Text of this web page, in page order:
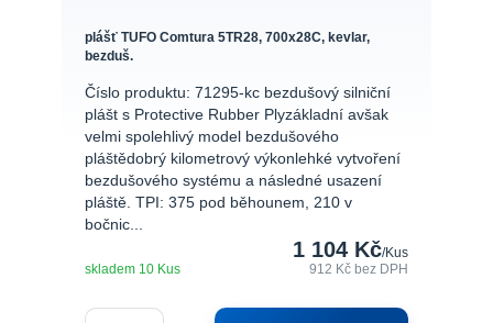
plášť TUFO Comtura 5TR28, 700x28C, kevlar,
bezduš.
Číslo produktu: 71295-kc bezdušový silniční
plášt s Protective Rubber Plyzákladní avšak
velmi spolehlivý model bezdušového
pláštědobrý kilometrový výkonlehké vytvoření
bezdušového systému a následné usazení
pláště. TPI: 375 pod běhounem, 210 v
bočnic...
1 104 Kč/Kus
912 Kč bez DPH
skladem 10 Kus